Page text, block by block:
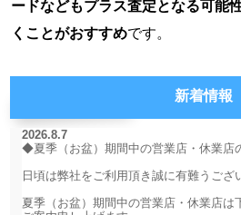
ードなどもプラス査定となる可能
くことがおすすめです。
新着情報